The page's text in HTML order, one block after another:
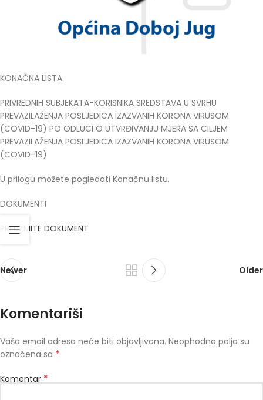
KONAČNA LISTA
PRIVREDNIH SUBJEKATA-KORISNIKA SREDSTAVA U SVRHU
PREVAZILAŽENJA POSLJEDICA IZAZVANIH KORONA VIRUSOM
(COVID-19) PO ODLUCI O UTVRĐIVANJU MJERA SA CILJEM
PREVAZILAŽENJA POSLJEDICA IZAZVANIH KORONA VIRUSOM
(COVID-19)
U prilogu možete pogledati Konačnu listu.
DOKUMENTI
PREUZMITE DOKUMENT
Newer Older
Komentariši
Vaša email adresa neće biti objavljivana. Neophodna polja su
označena sa *
Komentar *